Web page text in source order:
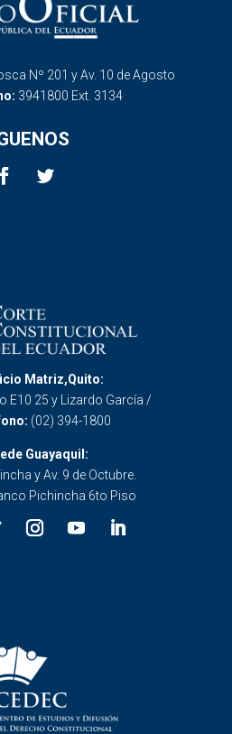
Nº 201 y Av. 10 de Agosto
3941800 Ext. 3134
Matriz,Quito:
E10 25 y Lizardo García /
(02) 394-1800
Guayaquil:
y Av. 9 de Octubre.
Pichincha 6to Piso